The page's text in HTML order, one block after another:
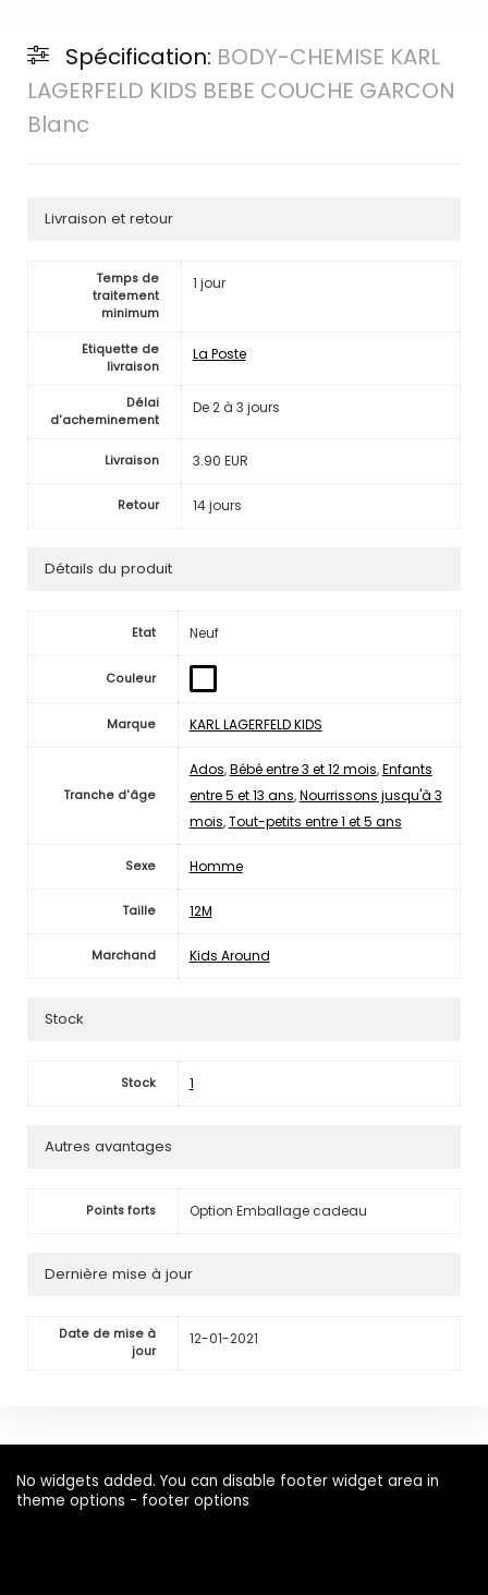
Spécification: BODY-CHEMISE KARL
LAGERFELD KIDS BEBE COUCHE GARCON
Blanc
Livraison et retour
Temps de
traitement
minimum
1 jour
Etiquette de
livraison
La Poste
Délai
d'acheminement
De 2 à 3 jours
Livraison 3.90 EUR
Retour 14 jours
Détails du produit
Etat Neuf
Couleur
Marque KARL LAGERFELD KIDS
Tranche d'âge
Ados,Bébé entre 3 et 12 mois,Enfants
entre 5 et 13 ans,Nourrissons jusqu'à 3
mois,Tout-petits entre 1 et 5 ans
Sexe Homme
Taille 12M
Marchand Kids Around
Stock
Stock 1
Autres avantages
Points forts Option Emballage cadeau
Dernière mise à jour
Date de mise à
jour
12-01-2021
No widgets added. You can disable footer widget area in
theme options - footer options